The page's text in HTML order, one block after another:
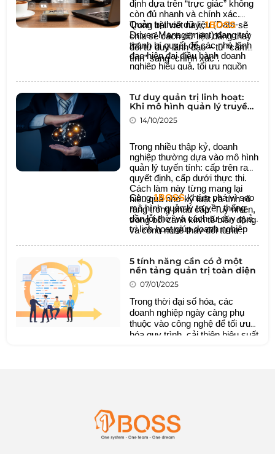
định dựa trên “trực giác” không
còn đủ nhanh và chính xác.
Quản trị theo dữ liệu (Data-
Driven Management) đang trở
thành bí quyết để các nhà lãnh
đạo hiện đại điều hành doanh
nghiệp hiệu quả, tối ưu nguồn
Trong bài viết này,1BOSSsẽ
chia sẻ cách dữ liệu đang thay
đổi tư duy lãnh đạo – từ “cảm
tính” sang “chính xác”.
Tư duy quản trị linh hoạt:
Khi mô hình quản lý truyền
thống không còn phù hợp
14/10/2025
Trong nhiều thập kỷ, doanh
nghiệp thường dựa vào mô hình
quản lý tuyến tính: cấp trên ra
quyết định, cấp dưới thực thi.
Cách làm này từng mang lại
hiệu quả nhờ kỷ luật và tính rõ
ràng trong phân cấp. Tuy nhiên,
trong bối cảnh kinh tế biến động
và công nghệ thay đổi từng
nhắc và khó bắt kịp nhịp phát
triển.
Cùng1BOSSkhám phá vì sao
mô hình quản lý truyền thống
dần lỗi thời và cách tư duy quản
trị linh hoạt giúp doanh nghiệp
5 tính năng cần có ở một
nền tảng quản trị toàn diện
07/01/2025
Trong thời đại số hóa, các
doanh nghiệp ngày càng phụ
thuộc vào công nghệ để tối ưu
hóa quy trình, cải thiện hiệu suất
cần tích hợp 5 tính năng then
chốt, đảm bảo sự hiệu quả và
linh hoạt trong mọi hoạt động